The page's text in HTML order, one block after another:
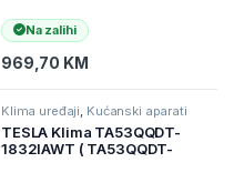
Na zalihi
969,70 KM
Klima uređaji, Kućanski aparati
TESLA Klima TA53QQDT-
1832IAWT ( TA53QQDT-